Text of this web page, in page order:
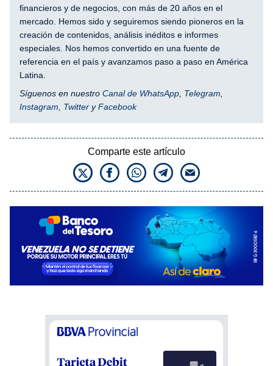
financieros y de negocios, con más de 20 años en el
mercado. Hemos sido y seguiremos siendo pioneros en la
creación de contenidos, análisis inéditos e informes
especiales. Nos hemos convertido en una fuente de
referencia en el país y avanzamos paso a paso en América
Latina.
Síguenos en nuestro Canal de WhatsApp Telegram
Instagram
Twitter yFacebook
Comparte este artículo